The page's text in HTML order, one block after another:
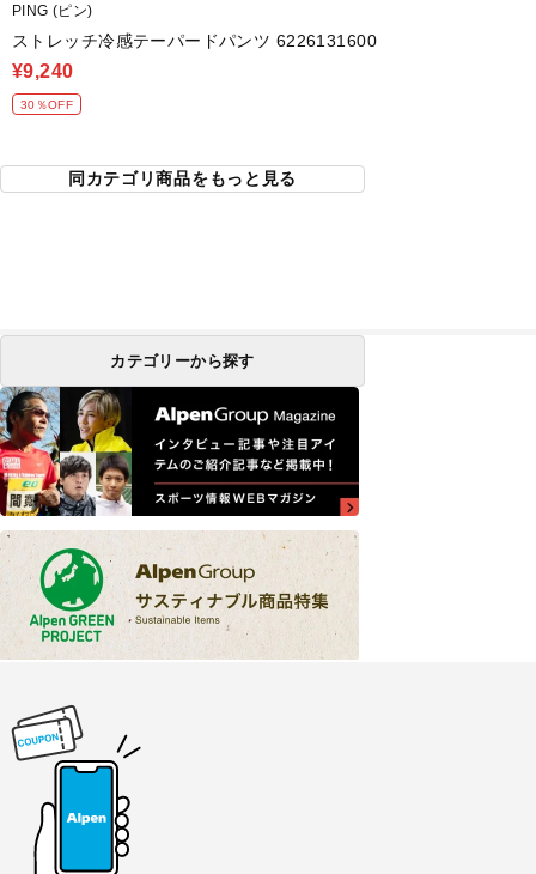
PING (ピン)
ストレッチ冷感テーパードパンツ 6226131600
¥9,240
30％OFF
同カテゴリ商品をもっと見る
カテゴリーから探す